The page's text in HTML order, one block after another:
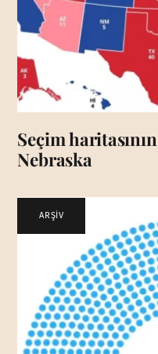
Seçim
Nebraska
ARŞİV